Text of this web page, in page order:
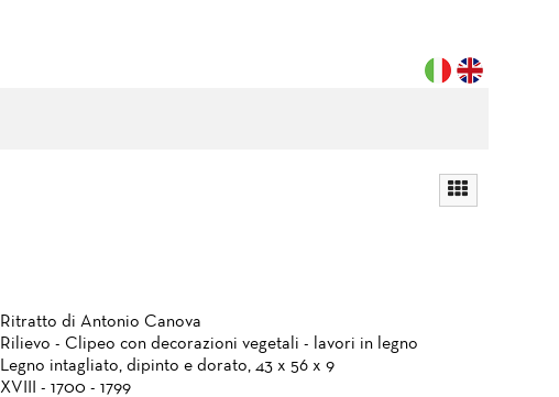
Ritratto di Antonio Canova
Rilievo - Clipeo con decorazioni vegetali - lavori in legno
Legno intagliato, dipinto e dorato, 43 x 56 x 9
XVIII - 1700 - 1799